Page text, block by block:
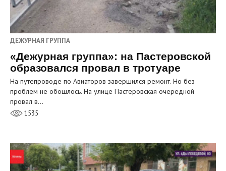
ДЕЖУРНАЯ ГРУППА
«Дежурная группа»: на Пастеровской
образовался провал в тротуаре
На путепроводе по Авиаторов завершился ремонт. Но без
проблем не обошлось. На улице Пастеровская очередной
провал в…
1535